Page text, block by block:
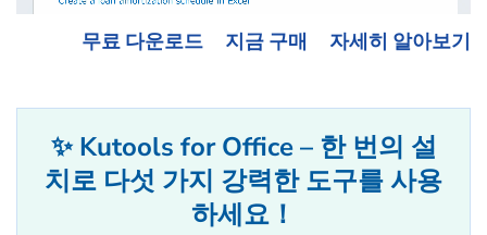
무료 다운로드 지금 구매 자세히 알아보기
✨ Kutools for Office – 한 번의 설
치로 다섯 가지 강력한 도구를 사용
하세요！